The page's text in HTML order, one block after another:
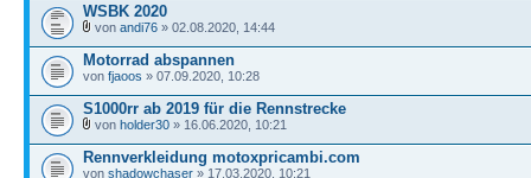
WSBK 2020
von andi76 » 02.08.2020, 14:44
Motorrad abspannen
von fjaoos » 07.09.2020, 10:28
S1000rr ab 2019 für die Rennstrecke
von holder30 » 16.06.2020, 10:21
Rennverkleidung motoxpricambi.com
von shadowchaser » 17.03.2020, 10:21